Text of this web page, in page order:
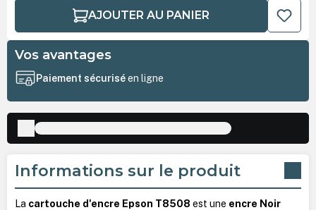
AJOUTER AU PANIER
Vos avantages
Paiement sécuriséen ligne
Informations sur le produit
La cartouche d'encre Epson T8508 est une encre Noir